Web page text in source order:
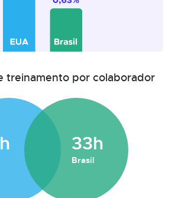
treinamento por colaborador
33h
Brasil